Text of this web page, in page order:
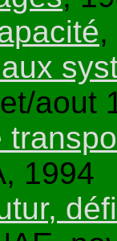
,
aout
1994